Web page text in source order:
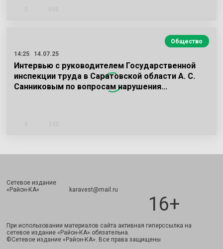
Общество
14:25
14.07.25
Интервью с руководителем Государственной
инспекции труда в Саратовской области А. С.
Санниковым по вопросам нарушения…
Сетевое издание
«Район-КА» karavest@mail.ru
16+
При использовании материалов сайта активная гиперссылка на
сетевое издание «Район-КА» обязательна.
©Сетевое издание «Район-КА». Все права защищены
Подписаться